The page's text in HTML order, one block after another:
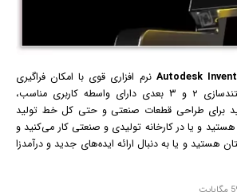
Autodesk نرم افزاری قوی با امکان فراگیری
ساده برای طراحی و مستندسازی ۲ و ۳ بعدی دارای واسطه کاربری مناسب،
برای طراحی قطعات صنعتی و حتی کل خط تولید
و یا در کارخانه تولیدی و صنعتی کار می‌کنید و
هستید و یا به دنبال ارائه ایده‌های جدید و درآمدزا